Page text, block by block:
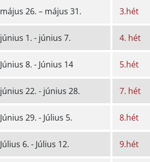
május 26. – május 31. 3.hét
június 1. - június 7. 4. hét
Június 8. - Június 14 5.hét
június 22. - június 28. 7. hét
Június 29. - Július 5. 8.hét
Július 6. - Július 12. 9.hét